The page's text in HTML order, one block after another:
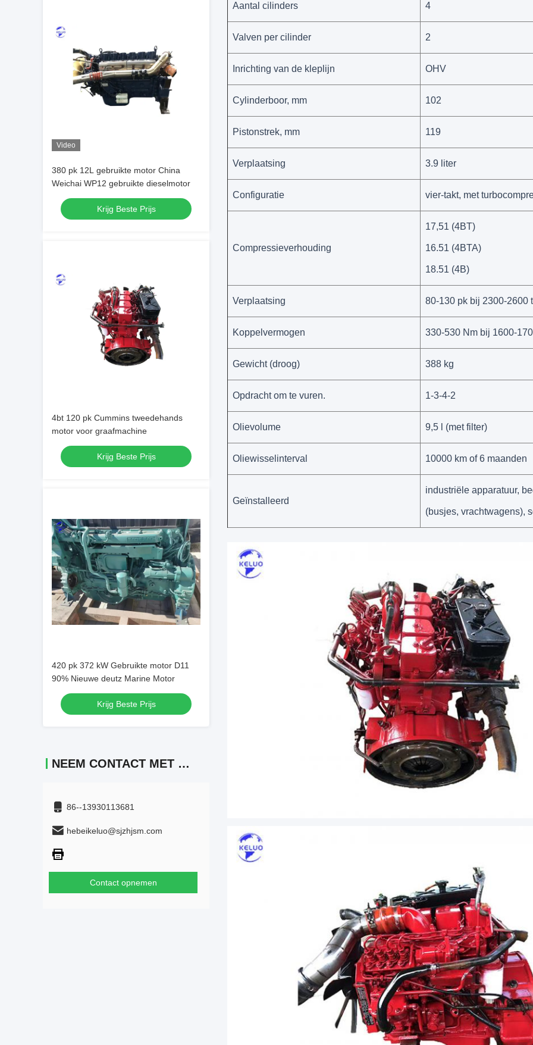
Video
380 pk 12L gebruikte motor China
Weichai WP12 gebruikte dieselmotor
Krijg Beste Prijs
4bt 120 pk Cummins tweedehands
motor voor graafmachine
Krijg Beste Prijs
420 pk 372 kW Gebruikte motor D11
90% Nieuwe deutz Marine Motor
Krijg Beste Prijs
NEEM CONTACT MET ONS OP
86--13930113681
hebeikeluo@sjzhjsm.com
Contact opnemen
Aantal cilinders 4
Valven per cilinder 2
Inrichting van de kleplijn OHV
Cylinderboor, mm 102
Pistonstrek, mm 119
Verplaatsing 3.9 liter
Configuratie vier-takt, met
Compressieverhouding
17,51 (4BT)
16.51 (4BTA)
18.51 (4B)
Verplaatsing 80-130 pk bij 2300-2600
Koppelvermogen 330-530 Nm bij 1600-
Gewicht (droog) 388 kg
Opdracht om te vuren. 1-3-4-2
Olievolume 9,5 l (met filter)
Oliewisselinterval 10000 km of 6 maanden
Geïnstalleerd
industriële apparatuur,
(busjes, vrachtwagens),